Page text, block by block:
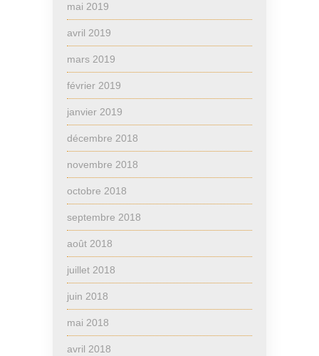
mai 2019
avril 2019
mars 2019
février 2019
janvier 2019
décembre 2018
novembre 2018
octobre 2018
septembre 2018
août 2018
juillet 2018
juin 2018
mai 2018
avril 2018